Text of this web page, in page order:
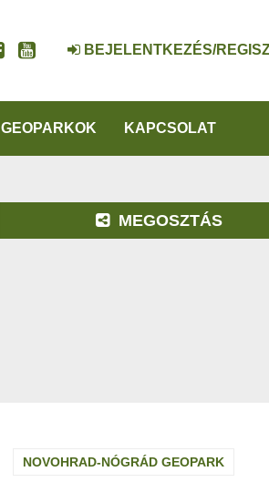
BEJELENTKEZÉS/
GEOPARKOK KAPCSOLAT
MEGOSZTÁS
NOVOHRAD-NÓGRÁD GEOPARK